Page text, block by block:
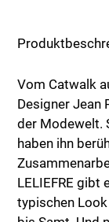
Vom Catwalk
Designer Jean
der Modewelt.
haben ihn
LELIEFRE gibt
typischen